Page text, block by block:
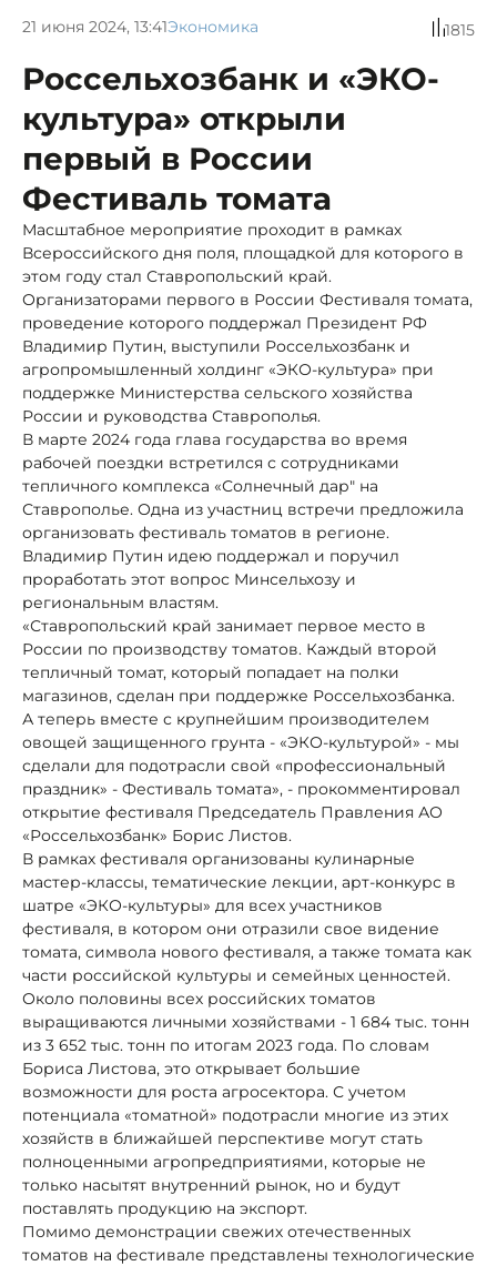
21 июня 2024, 13:41Экономика 1815
Россельхозбанк и «ЭКО-
культура» открыли
первый в России
Фестиваль томата
Масштабное мероприятие проходит в рамках
Всероссийского дня поля, площадкой для которого в
этом году стал Ставропольский край.
Организаторами первого в России Фестиваля томата,
проведение которого поддержал Президент РФ
Владимир Путин, выступили Россельхозбанк и
агропромышленный холдинг «ЭКО-культура» при
поддержке Министерства сельского хозяйства
России и руководства Ставрополья.
В марте 2024 года глава государства во время
рабочей поездки встретился с сотрудниками
тепличного комплекса «Солнечный дар" на
Ставрополье. Одна из участниц встречи предложила
организовать фестиваль томатов в регионе.
Владимир Путин идею поддержал и поручил
проработать этот вопрос Минсельхозу и
региональным властям.
«Ставропольский край занимает первое место в
России по производству томатов. Каждый второй
тепличный томат, который попадает на полки
магазинов, сделан при поддержке Россельхозбанка.
А теперь вместе с крупнейшим производителем
овощей защищенного грунта - «ЭКО-культурой» - мы
сделали для подотрасли свой «профессиональный
праздник» - Фестиваль томата», - прокомментировал
открытие фестиваля Председатель Правления АО
«Россельхозбанк» Борис Листов.
В рамках фестиваля организованы кулинарные
мастер-классы, тематические лекции, арт-конкурс в
шатре «ЭКО-культуры» для всех участников
фестиваля, в котором они отразили свое видение
томата, символа нового фестиваля, а также томата как
части российской культуры и семейных ценностей.
Около половины всех российских томатов
выращиваются личными хозяйствами - 1 684 тыс. тонн
из 3 652 тыс. тонн по итогам 2023 года. По словам
Бориса Листова, это открывает большие
возможности для роста агросектора. С учетом
потенциала «томатной» подотрасли многие из этих
хозяйств в ближайшей перспективе могут стать
полноценными агропредприятиями, которые не
только насытят внутренний рынок, но и будут
поставлять продукцию на экспорт.
Помимо демонстрации свежих отечественных
томатов на фестивале представлены технологические